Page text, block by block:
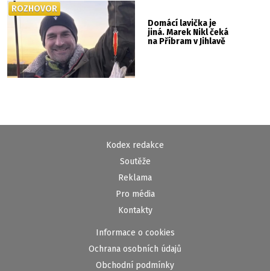
Domácí lavička je
jiná. Marek Nikl čeká
na Příbram v Jihlavě
ROZHOVOR
Kodex redakce
Soutěže
Reklama
Pro média
Kontakty
Informace o cookies
Ochrana osobních údajů
Obchodní podmínky